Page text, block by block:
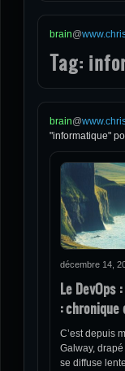
brain@
Tag:
brain@
"informatique"
décembre 14,
Le DevOps
: chronique
C’est depuis
Galway,
se diffuse